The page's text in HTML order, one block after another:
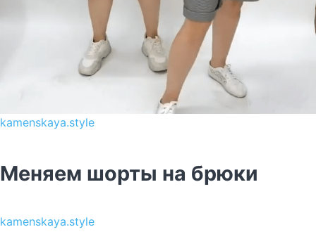
kamenskaya.style
Меняем шорты на брюки
kamenskaya.style